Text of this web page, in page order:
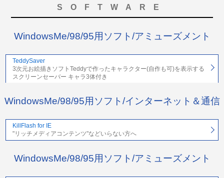
SOFTWARE
WindowsMe/98/95用ソフト/アミューズメント
TeddySaver
3次元お絵描きソフトTeddyで作ったキャラクター(自作も可)を表示する
スクリーンセーバー キャラ3体付き
WindowsMe/98/95用ソフト/インターネット＆通信
KillFlash for IE
"リッチメディアコンテンツ"などいらない方へ
WindowsMe/98/95用ソフト/アミューズメント